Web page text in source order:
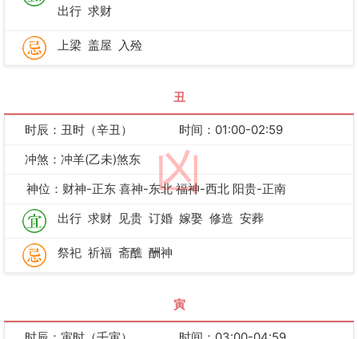
出行 求财
上梁 盖屋 入殓
丑
凶
时辰：丑时（辛丑）
时间：01:00-02:59
冲煞：冲羊(乙未)煞东
神位：财神-正东 喜神-东北 福神-西北 阳贵-正南
出行 求财 见贵 订婚 嫁娶 修造 安葬
祭祀 祈福 斋醮 酬神
寅